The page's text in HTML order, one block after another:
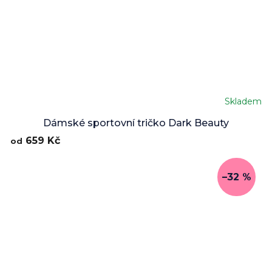
Dámské sportovní tričko Dark Beauty
Skladem
od 659 Kč
–32 %